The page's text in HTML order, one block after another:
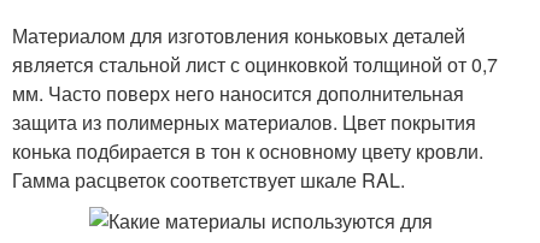
Материалом для изготовления коньковых деталей
является стальной лист с оцинковкой толщиной от 0,7
мм. Часто поверх него наносится дополнительная
защита из полимерных материалов. Цвет покрытия
конька подбирается в тон к основному цвету кровли.
Гамма расцветок соответствует шкале RAL.